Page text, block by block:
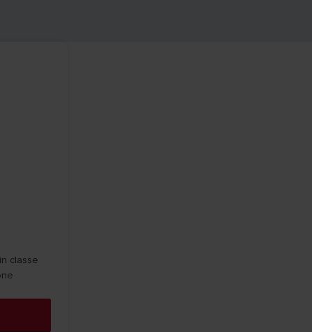
classe